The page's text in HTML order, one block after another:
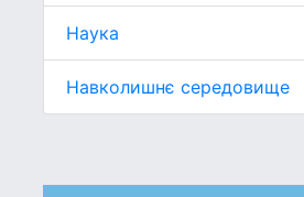
Наука
Навколишнє середовище